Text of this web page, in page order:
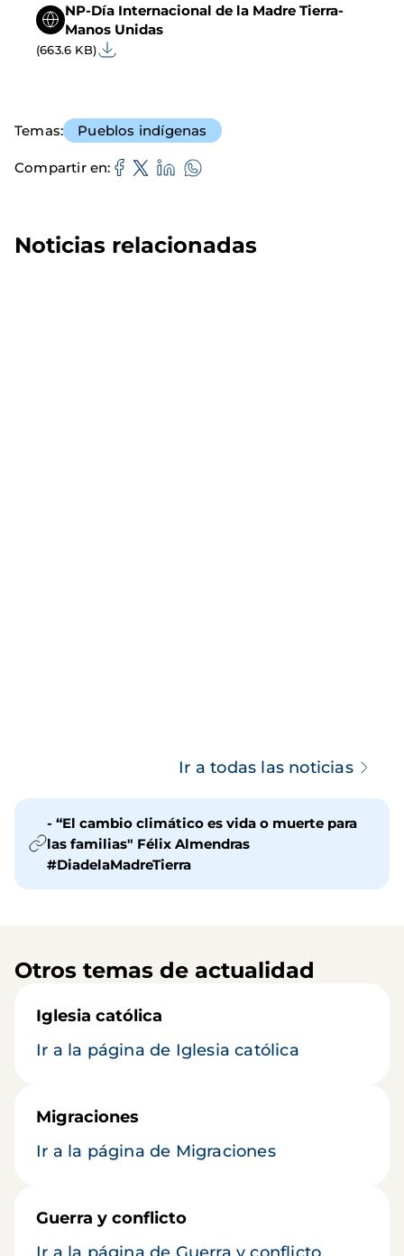
NP-Día Internacional de la Madre Tierra-
Manos Unidas
(663.6 KB)
Temas Pueblos indígenas
Compartir en
Noticias relacionadas
Ir a todas las noticias
- “El cambio climático es vida o muerte para
las familias" Félix Almendras
#DiadelaMadreTierra
Otros temas de actualidad
Iglesia católica
Ir a la página de Iglesia católica
Migraciones
Ir a la página de Migraciones
Guerra y conflicto